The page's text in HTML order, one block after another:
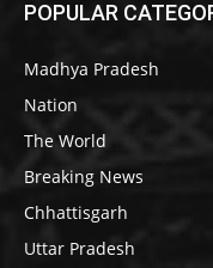
POPULAR
Madhya Pradesh
Nation
The World
Breaking News
Chhattisgarh
Uttar Pradesh